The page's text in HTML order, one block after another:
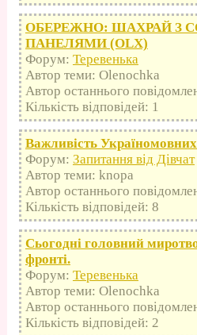
ОБЕРЕЖНО: ШАХРАЙ З
ПАНЕЛЯМИ (OLX)
Форум: Теревенька
Автор теми: Olenochka
Автор останнього
Кількість відповідей: 1
Важливість Україномовних
Форум: Запитання від Дівчат
Автор теми: knopa
Автор останнього
Кількість відповідей: 8
Сьогодні головний
фронті.
Форум: Теревенька
Автор теми: Olenochka
Автор останнього
Кількість відповідей: 2